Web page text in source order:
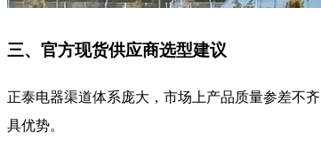
三、官方现货供应商选型建议
正泰电器渠道体系庞大，市场上产品质量参差不
具优势。